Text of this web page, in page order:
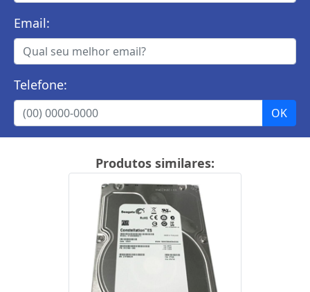
Email:
Telefone:
Produtos similares: